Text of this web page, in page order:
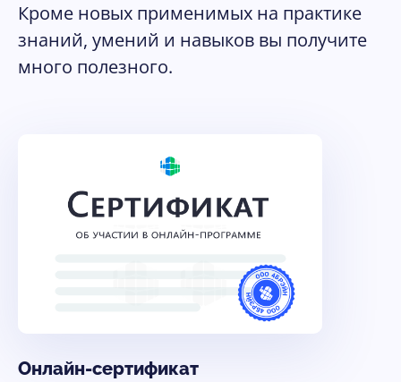
Кроме новых применимых на практике
знаний, умений и навыков вы получите
много полезного.
Онлайн-сертификат